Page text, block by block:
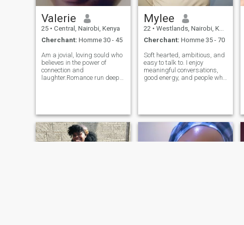
Valerie
25 • Central, Nairobi, Kenya
Cherchant: Homme 30 - 45
Am a jovial, loving sould who
believes in the power of
connection and
laughter.Romance run deep
core of who I am and I know
that no relation
Mylee
22 • Westlands, Nairobi, Kenya
Cherchant: Homme 35 - 70
Soft hearted, ambitious, and
easy to talk to. I enjoy
meaningful conversations,
good energy, and people who
genuine connection, plenty of
laughter,